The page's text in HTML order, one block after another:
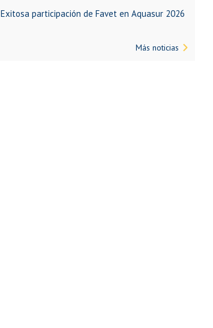
Exitosa participación de Favet en Aquasur 2026
Más noticias